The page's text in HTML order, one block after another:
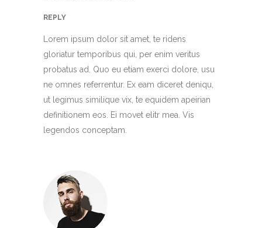
REPLY
Lorem ipsum dolor sit amet, te ridens
gloriatur temporibus qui, per enim veritus
probatus ad. Quo eu etiam exerci dolore, usu
ne omnes referrentur. Ex eam diceret deniqu,
ut legimus similique vix, te equidem apeirian
definitionem eos. Ei movet elitr mea. Vis
legendos conceptam.